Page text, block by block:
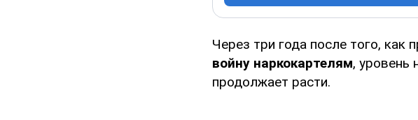
Через три года после того, как
войну наркокартелям, уровень
продолжает расти.